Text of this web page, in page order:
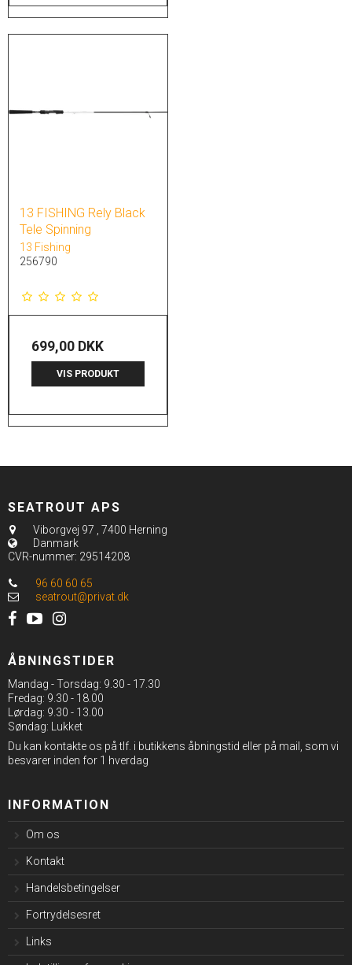
13 FISHING Rely Black
Tele Spinning
13 Fishing
256790
699,00 DKK
VIS PRODUKT
SEATROUT APS
Viborgvej 97
7400 Herning
Danmark
CVR-nummer: 29514208
96 60 60 65
seatrout@privat.dk
ÅBNINGSTIDER
Mandag - Torsdag: 9.30 - 17.30
Fredag: 9.30 - 18.00
Lørdag: 9.30 - 13.00
Søndag: Lukket
Du kan kontakte os på tlf. i butikkens åbningstid eller på mail, som vi
besvarer inden for 1 hverdag
INFORMATION
Om os
Kontakt
Handelsbetingelser
Fortrydelsesret
Links